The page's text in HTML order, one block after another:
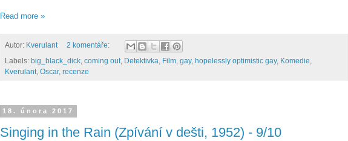
Read more »
Autor: Kverulant
2 komentáře:
Labels: big_black_dick coming out Detektivka Film gay, hopelessly optimistic gay, Komedie
Kverulant Oscar, recenze
18. února 2017
Singing in the Rain (Zpívání v dešti, 1952) - 9/10